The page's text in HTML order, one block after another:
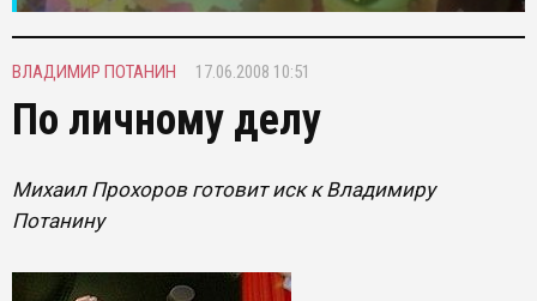
ВЛАДИМИР ПОТАНИН 17.06.2008 10:51
По личному делу
Михаил Прохоров готовит иск к Владимиру
Потанину